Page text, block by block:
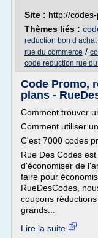
Site : http://
Thèmes liés :
reduction bon d
rue du commerce /
code reduction rue
Code Promo,
plans -
Comment trouver
Comment utiliser
C'est 7000 codes
Rue Des Codes
d'économiser de
faire pour
RueDesCodes,
coupons
grands...
Lire la suite